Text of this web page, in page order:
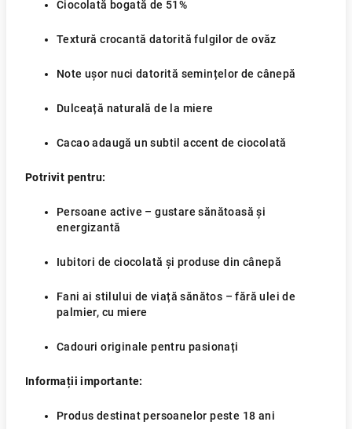
Ciocolată bogată de 51%
Textură crocantă datorită fulgilor de ovăz
Note ușor nuci datorită semințelor de cânepă
Dulceață naturală de la miere
Cacao adaugă un subtil accent de ciocolată
Potrivit pentru:
Persoane active – gustare sănătoasă și
energizantă
Iubitori de ciocolată și produse din cânepă
Fani ai stilului de viață sănătos – fără ulei de
palmier, cu miere
Cadouri originale pentru pasionați
Informații importante:
Produs destinat persoanelor peste 18 ani